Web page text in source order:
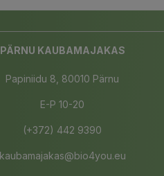
PÄRNU KAUBAMAJAKAS
Papiniidu 8, 80010 Pärnu
E-P 10-20
(+372) 442 9390
kaubamajakas@bio4you.eu